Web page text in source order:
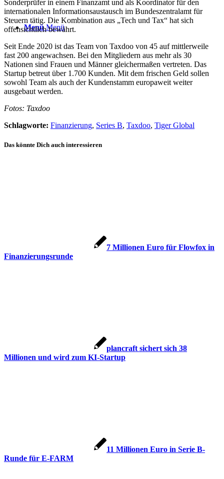
Menü Menü
Sonderprüfer in einem Finanzamt und als Koordinator für den
internationalen Informationsaustausch im Bundeszentralamt für
Steuern tätig. Die Kombination aus „Tech und Tax“ hat sich
offensichtlich bewährt.
Seit Ende 2020 ist das Team von Taxdoo von 45 auf mittlerweile
fast 200 angewachsen. Bei den Mitgliedern aus mehr als 30
Nationen sind Frauen und Männer gleichermaßen vertreten. Das
Startup betreut über 1.700 Kunden. Mit dem frischen Geld sollen
sowohl Team als auch der Kundenstamm europaweit weiter
ausgebaut werden.
Fotos: Taxdoo
Schlagworte: Finanzierung, Series B, Taxdoo, Tiger Global
Das könnte Dich auch interessieren
7 Millionen Euro für Flowfox in
Finanzierungsrunde
plancraft sichert sich 38
Millionen und wird zum KI-Startup
11 Millionen Euro in Serie B-
Runde für E-FARM